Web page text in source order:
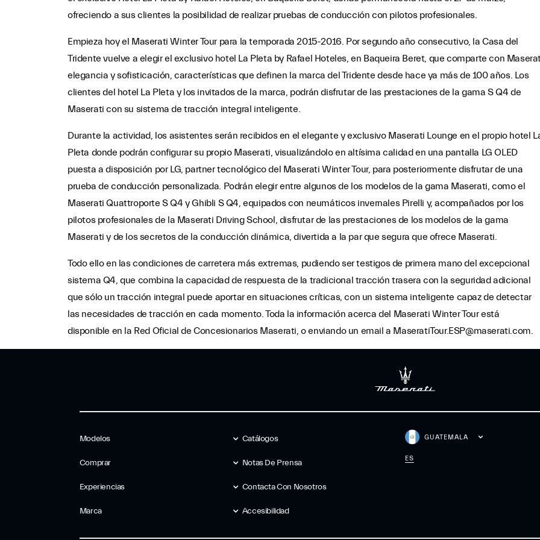
ofreciendo a sus clientes la posibilidad de realizar pruebas de conducción con pilotos profesionales.
Empieza hoy el Maserati Winter Tour para la temporada 2015-2016. Por segundo año consecutivo, la Casa del
Tridente vuelve a elegir el exclusivo hotel La Pleta by Rafael Hoteles, en Baqueira Beret, que comparte con
elegancia y sofisticación, características que definen la marca del Tridente desde hace ya más de 100 años. Los
clientes del hotel La Pleta y los invitados de la marca, podrán disfrutar de las prestaciones de la gama S Q4 de
Maserati con su sistema de tracción integral inteligente.
Durante la actividad, los asistentes serán recibidos en el elegante y exclusivo Maserati Lounge en el propio hotel
Pleta donde podrán configurar su propio Maserati, visualizándolo en altísima calidad en una pantalla LG OLED
puesta a disposición por LG, partner tecnológico del Maserati Winter Tour, para posteriormente disfrutar de una
prueba de conducción personalizada. Podrán elegir entre algunos de los modelos de la gama Maserati, como el
Maserati Quattroporte S Q4 y Ghibli S Q4, equipados con neumáticos invernales Pirelli y, acompañados por los
pilotos profesionales de la Maserati Driving School, disfrutar de las prestaciones de los modelos de la gama
Maserati y de los secretos de la conducción dinámica, divertida a la par que segura que ofrece Maserati.
Todo ello en las condiciones de carretera más extremas, pudiendo ser testigos de primera mano del excepcional
sistema Q4, que combina la capacidad de respuesta de la tradicional tracción trasera con la seguridad adicional
que sólo un tracción integral puede aportar en situaciones críticas, con un sistema inteligente capaz de detectar
las necesidades de tracción en cada momento. Toda la información acerca del Maserati Winter Tour está
disponible en la Red Oficial de Concesionarios Maserati, o enviando un email a MaseratiTour.ESP@maserati.com.
Modelos
Comprar
Experiencias
Marca
Catálogos
Notas De Prensa
Contacta Con Nosotros
Accesibilidad
GUATEMALA
ES